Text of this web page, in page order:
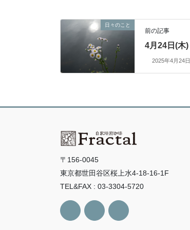
日々のこと
前の記事
4月24日(木)
2025年4月24日
〒156-0045
東京都世田谷区桜上水4-18-16-1F
TEL&FAX : 03-3304-5720